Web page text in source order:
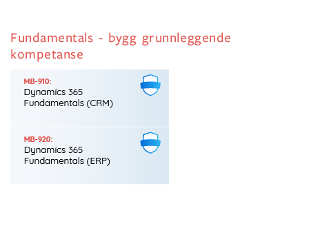
Fundamentals - bygg grunnleggende
kompetanse